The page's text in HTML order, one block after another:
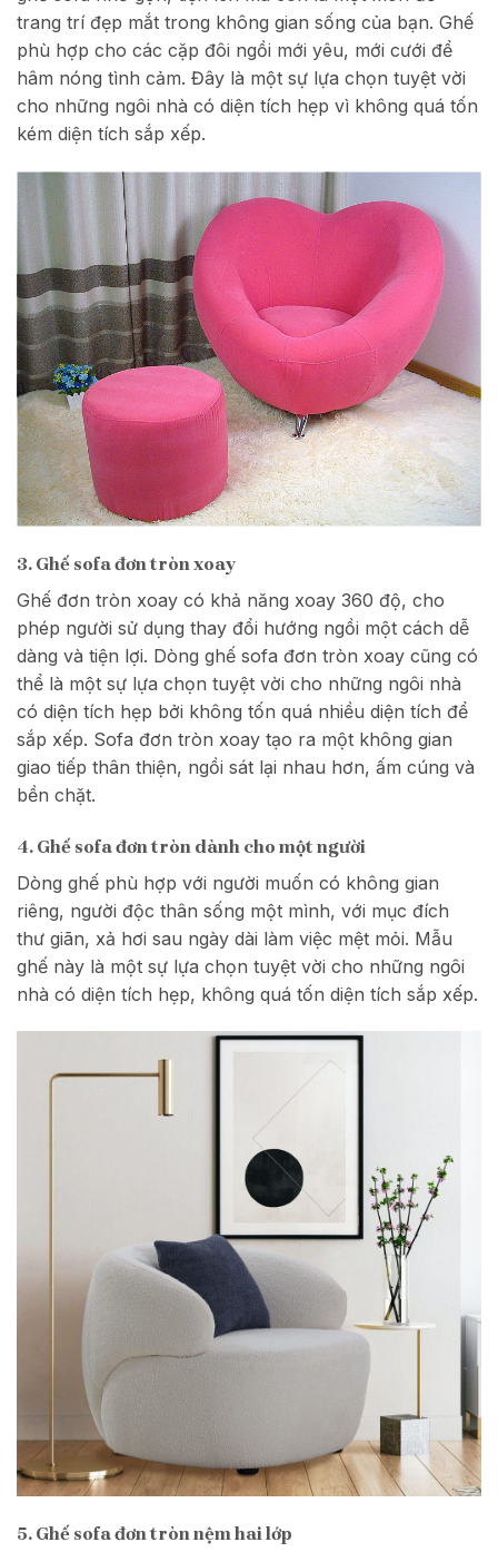
trang trí đẹp mắt trong không gian sống của bạn. Ghế
phù hợp cho các cặp đôi ngồi mới yêu, mới cưới để
hâm nóng tình cảm. Đây là một sự lựa chọn tuyệt vời
cho những ngôi nhà có diện tích hẹp vì không quá tốn
kém diện tích sắp xếp.
3. Ghế sofa đơn tròn xoay
Ghế đơn tròn xoay có khả năng xoay 360 độ, cho
phép người sử dụng thay đổi hướng ngồi một cách dễ
dàng và tiện lợi. Dòng ghế sofa đơn tròn xoay cũng có
thể là một sự lựa chọn tuyệt vời cho những ngôi nhà
có diện tích hẹp bởi không tốn quá nhiều diện tích để
sắp xếp. Sofa đơn tròn xoay tạo ra một không gian
giao tiếp thân thiện, ngồi sát lại nhau hơn, ấm cúng và
bền chặt.
4. Ghế sofa đơn tròn dành cho một người
Dòng ghế phù hợp với người muốn có không gian
riêng, người độc thân sống một mình, với mục đích
thư giãn, xả hơi sau ngày dài làm việc mệt mỏi. Mẫu
ghế này là một sự lựa chọn tuyệt vời cho những ngôi
nhà có diện tích hẹp, không quá tốn diện tích sắp xếp.
5. Ghế sofa đơn tròn nệm hai lớp